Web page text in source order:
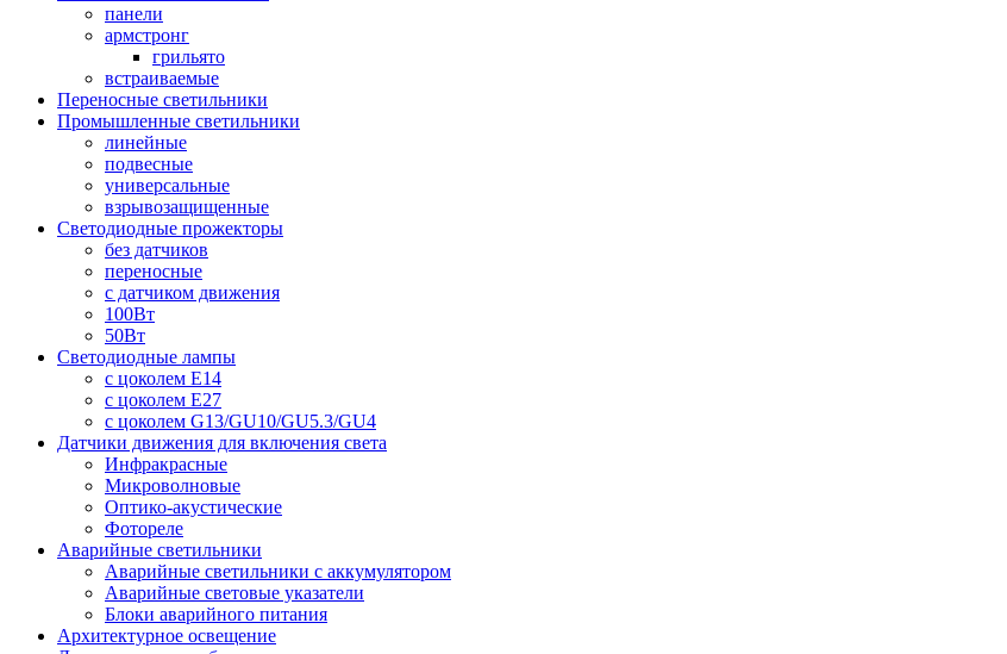
панели
армстронг
грильято
встраиваемые
Переносные светильники
Промышленные светильники
линейные
подвесные
универсальные
взрывозащищенные
Светодиодные прожекторы
без датчиков
переносные
с датчиком движения
100Вт
50Вт
Светодиодные лампы
с цоколем E14
с цоколем E27
с цоколем G13/GU10/GU5.3/GU4
Датчики движения для включения света
Инфракрасные
Микроволновые
Оптико-акустические
Фотореле
Аварийные светильники
Аварийные светильники с аккумулятором
Аварийные световые указатели
Блоки аварийного питания
Архитектурное освещение